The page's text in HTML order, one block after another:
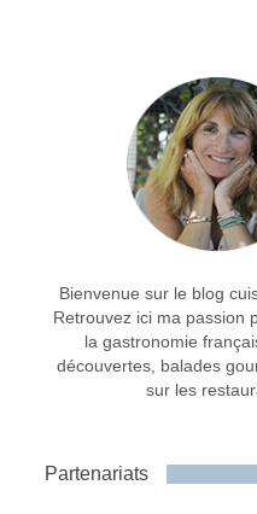
Bienvenue sur le blog
Retrouvez ici ma passion
la gastronomie
découvertes, balades
sur les
Partenariats